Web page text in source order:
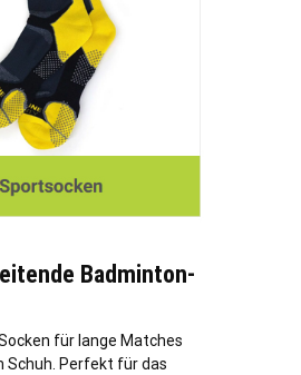
Badminton-
für lange Matches
Schuh. Perfekt für das